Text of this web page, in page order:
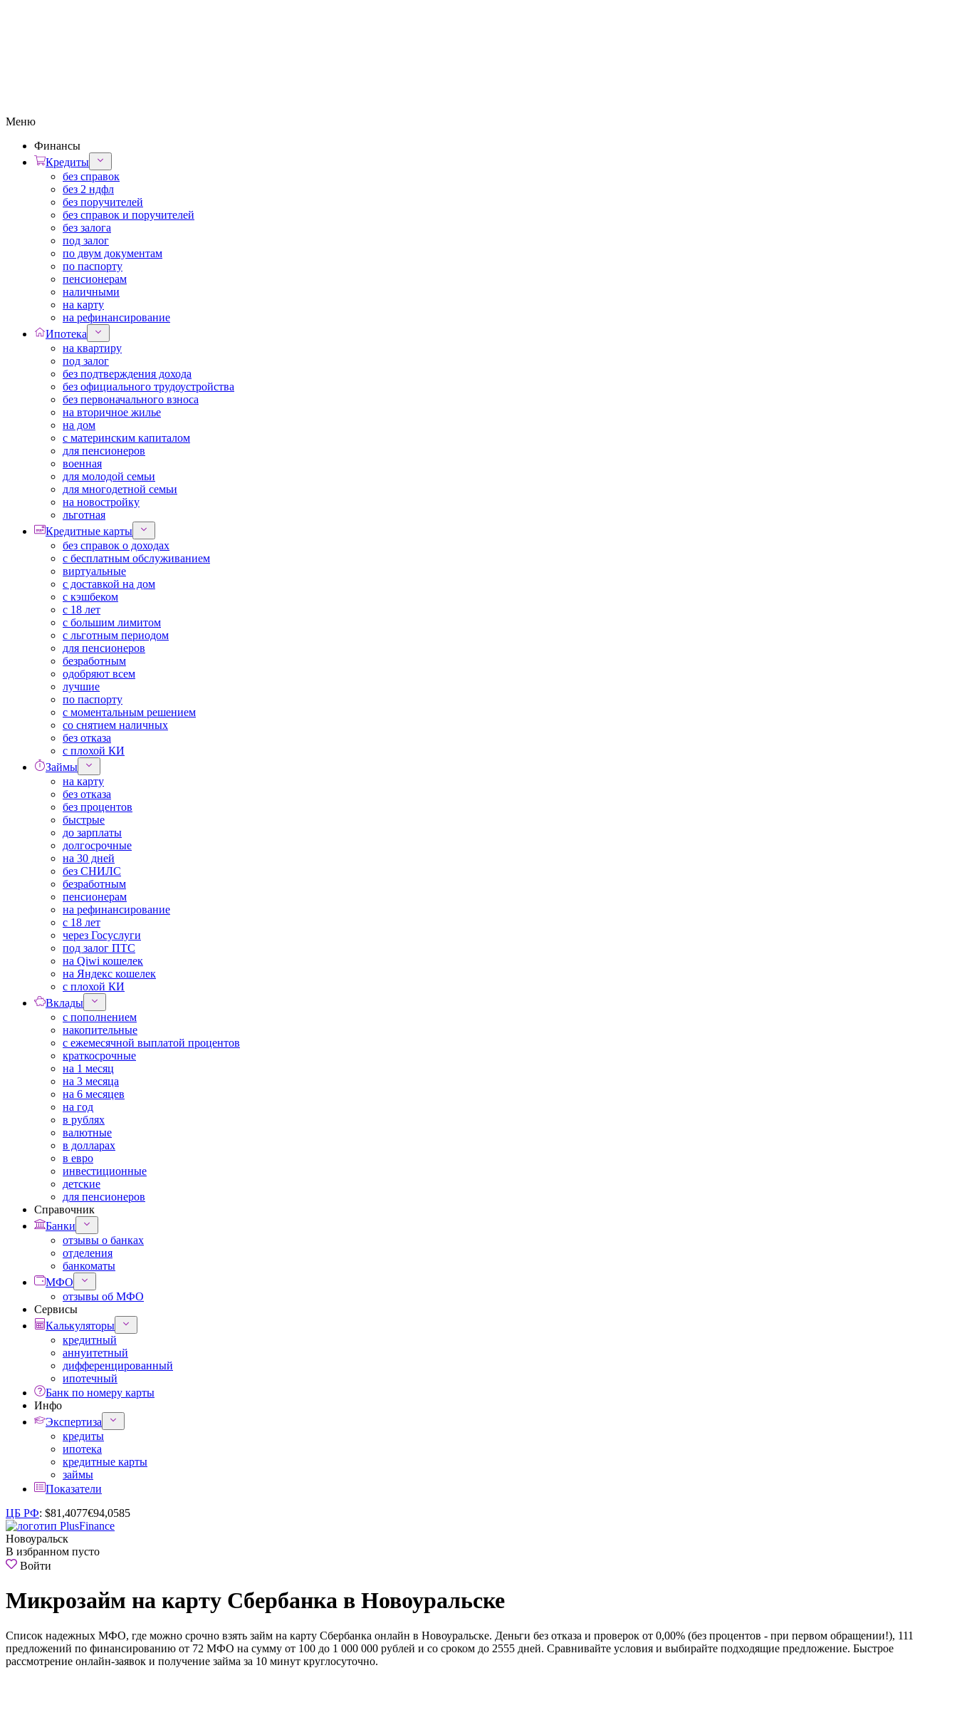
Меню
Финансы
Кредиты
без справок
без 2 ндфл
без поручителей
без справок и поручителей
без залога
под залог
по двум документам
по паспорту
пенсионерам
наличными
на карту
на рефинансирование
Ипотека
на квартиру
под залог
без подтверждения дохода
без официального трудоустройства
без первоначального взноса
на вторичное жилье
на дом
с материнским капиталом
для пенсионеров
военная
для молодой семьи
для многодетной семьи
на новостройку
льготная
Кредитные карты
без справок о доходах
с бесплатным обслуживанием
виртуальные
с доставкой на дом
с кэшбеком
с 18 лет
с большим лимитом
с льготным периодом
для пенсионеров
безработным
одобряют всем
лучшие
по паспорту
с моментальным решением
со снятием наличных
без отказа
с плохой КИ
Займы
на карту
без отказа
без процентов
быстрые
до зарплаты
долгосрочные
на 30 дней
без СНИЛС
безработным
пенсионерам
на рефинансирование
с 18 лет
через Госуслуги
под залог ПТС
на Qiwi кошелек
на Яндекс кошелек
с плохой КИ
Вклады
с пополнением
накопительные
с ежемесячной выплатой процентов
краткосрочные
на 1 месяц
на 3 месяца
на 6 месяцев
на год
в рублях
валютные
в долларах
в евро
инвестиционные
детские
для пенсионеров
Справочник
Банки
отзывы о банках
отделения
банкоматы
МФО
отзывы об МФО
Сервисы
Калькуляторы
кредитный
аннуитетный
дифференцированный
ипотечный
Банк по номеру карты
Инфо
Экспертиза
кредиты
ипотека
кредитные карты
займы
Показатели
ЦБ РФ: $81,4077€94,0585
Новоуральск
В избранном пусто
Войти
Микрозайм на карту Сбербанка в Новоуральске
Список надежных МФО, где можно срочно взять займ на карту Сбербанка онлайн в Новоуральске. Деньги без отказа и проверок от 0,00% (без процентов - при первом обращении!), 111
предложений по финансированию от 72 МФО на сумму от 100 до 1 000 000 рублей и со сроком до 2555 дней. Сравнивайте условия и выбирайте подходящие предложение. Быстрое
рассмотрение онлайн-заявок и получение займа за 10 минут круглосуточно.